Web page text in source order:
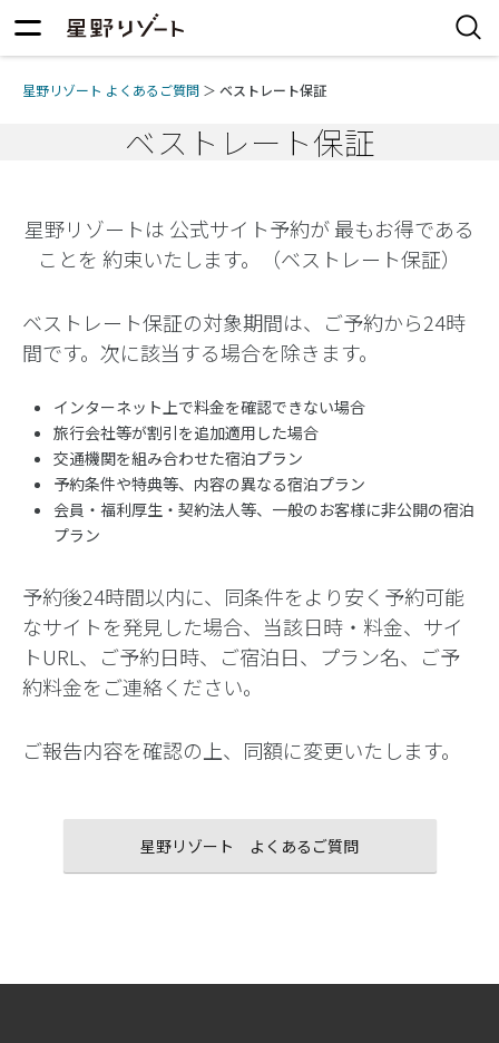
星野リゾート よくあるご質問 ＞ ベストレート保証
ベストレート保証
星野リゾートは 公式サイト予約が 最もお得である
ことを 約束いたします。（ベストレート保証）
ベストレート保証の対象期間は、ご予約から24時
間です。次に該当する場合を除きます。
インターネット上で料金を確認できない場合
旅行会社等が割引を追加適用した場合
交通機関を組み合わせた宿泊プラン
予約条件や特典等、内容の異なる宿泊プラン
会員・福利厚生・契約法人等、一般のお客様に非公開の宿泊
プラン
予約後24時間以内に、同条件をより安く予約可能
なサイトを発見した場合、当該日時・料金、サイ
トURL、ご予約日時、ご宿泊日、プラン名、ご予
約料金をご連絡ください。
ご報告内容を確認の上、同額に変更いたします。
星野リゾート よくあるご質問